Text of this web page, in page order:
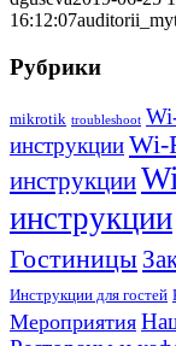
16:12:07
Рубрики
mikrotik troubleshoot
инструкцииWi-
инструкции
инструкции
Гостиницы
Инструкции для гостей
Мероприятия